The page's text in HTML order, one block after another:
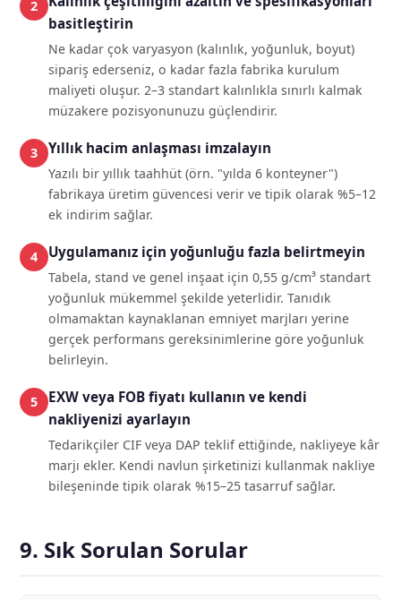
basitleştirin
Ne kadar çok varyasyon (kalınlık, yoğunluk, boyut)
sipariş ederseniz, o kadar fazla fabrika kurulum
maliyeti oluşur. 2–3 standart kalınlıkla sınırlı kalmak
müzakere pozisyonunuzu güçlendirir.
Yıllık hacim anlaşması imzalayın
Yazılı bir yıllık taahhüt (örn. "yılda 6 konteyner")
fabrikaya üretim güvencesi verir ve tipik olarak %5–12
ek indirim sağlar.
Uygulamanız için yoğunluğu fazla belirtmeyin
Tabela, stand ve genel inşaat için 0,55 g/cm³ standart
yoğunluk mükemmel şekilde yeterlidir. Tanıdık
olmamaktan kaynaklanan emniyet marjları yerine
gerçek performans gereksinimlerine göre yoğunluk
belirleyin.
EXW veya FOB fiyatı kullanın ve kendi
nakliyenizi ayarlayın
Tedarikçiler CIF veya DAP teklif ettiğinde, nakliyeye kâr
marjı ekler. Kendi navlun şirketinizi kullanmak nakliye
bileşeninde tipik olarak %15–25 tasarruf sağlar.
9. Sık Sorulan Sorular